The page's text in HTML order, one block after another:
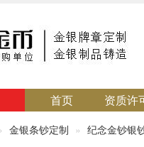
首页 资质许
金银条钞定制 纪念金钞银